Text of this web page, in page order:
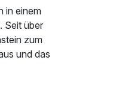
in einem
Seit über
zum
und das